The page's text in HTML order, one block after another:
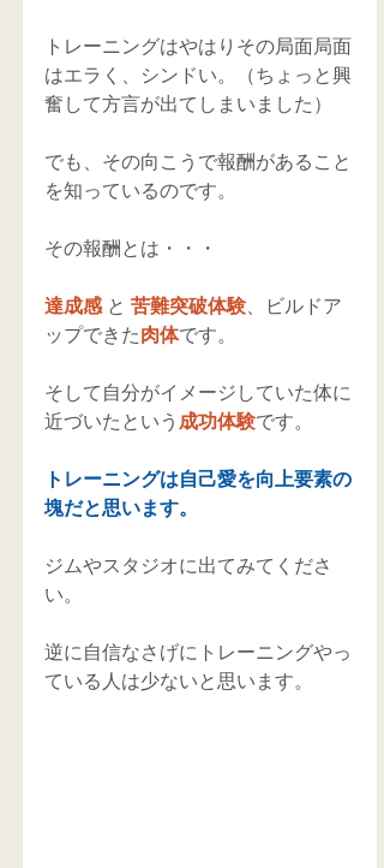
トレーニングはやはりその局面局面
はエラく、シンドい。（ちょっと興
奮して方言が出てしまいました）
でも、その向こうで報酬があること
を知っているのです。
その報酬とは・・・
達成感 と 苦難突破体験 、ビルドア
ップできた肉体です。
そして自分がイメージしていた体に
近づいたという 成功体験です。
トレーニングは自己愛を向上要素の
塊だと思います。
ジムやスタジオに出てみてくださ
い。
逆に自信なさげにトレーニングやっ
ている人は少ないと思います。